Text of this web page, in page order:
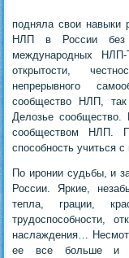
подняла свои навыки
НЛП в России без
международных НЛП-
открытости,
непрерывного
сообщество НЛП,
Делозье сообщество.
сообществом НЛП.
способность учиться
По иронии судьбы, и
России. Яркие,
тепла, грации,
трудоспособности,
наслаждения…
ее все больше и